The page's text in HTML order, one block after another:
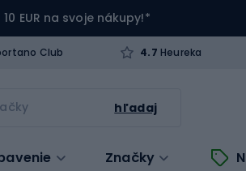
EUR na svoje nákupy!*
Club 4.7 Heureka
hľadaj
Značky